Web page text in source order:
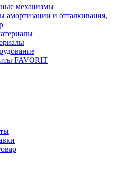
механизмы
амортизации и отталкивания,
FAVORIT